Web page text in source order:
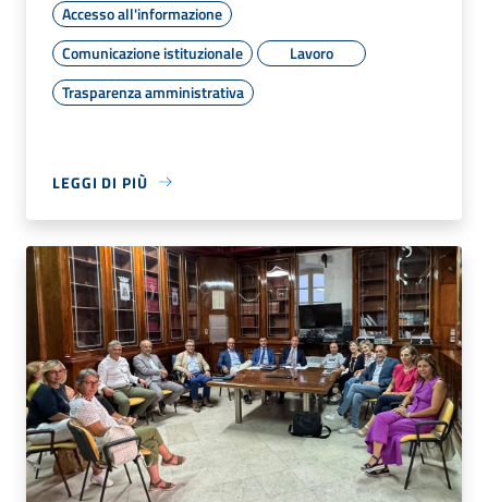
Accesso all'informazione
Comunicazione istituzionale
Lavoro
Trasparenza amministrativa
LEGGI DI PIÙ